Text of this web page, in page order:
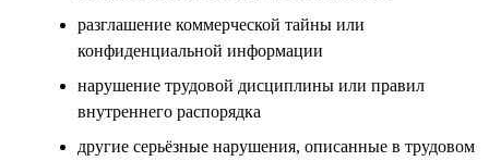
разглашение коммерческой тайны или
конфиденциальной информации
нарушение трудовой дисциплины или правил
внутреннего распорядка
другие серьёзные нарушения, описанные в трудовом